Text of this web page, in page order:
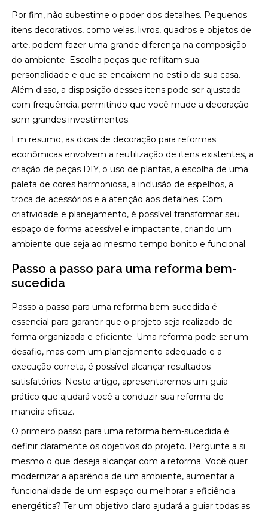
Por fim, não subestime o poder dos detalhes. Pequenos
itens decorativos, como velas, livros, quadros e objetos de
arte, podem fazer uma grande diferença na composição
do ambiente. Escolha peças que reflitam sua
personalidade e que se encaixem no estilo da sua casa.
Além disso, a disposição desses itens pode ser ajustada
com frequência, permitindo que você mude a decoração
sem grandes investimentos.
Em resumo, as dicas de decoração para reformas
econômicas envolvem a reutilização de itens existentes, a
criação de peças DIY, o uso de plantas, a escolha de uma
paleta de cores harmoniosa, a inclusão de espelhos, a
troca de acessórios e a atenção aos detalhes. Com
criatividade e planejamento, é possível transformar seu
espaço de forma acessível e impactante, criando um
ambiente que seja ao mesmo tempo bonito e funcional.
Passo a passo para uma reforma bem-
sucedida
Passo a passo para uma reforma bem-sucedida é
essencial para garantir que o projeto seja realizado de
forma organizada e eficiente. Uma reforma pode ser um
desafio, mas com um planejamento adequado e a
execução correta, é possível alcançar resultados
satisfatórios. Neste artigo, apresentaremos um guia
prático que ajudará você a conduzir sua reforma de
maneira eficaz.
O primeiro passo para uma reforma bem-sucedida é
definir claramente os objetivos do projeto. Pergunte a si
mesmo o que deseja alcançar com a reforma. Você quer
modernizar a aparência de um ambiente, aumentar a
funcionalidade de um espaço ou melhorar a eficiência
energética? Ter um objetivo claro ajudará a guiar todas as